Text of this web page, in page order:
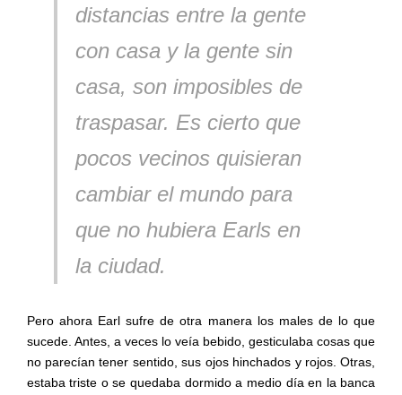
distancias entre la gente
con casa y la gente sin
casa, son imposibles de
traspasar. Es cierto que
pocos vecinos quisieran
cambiar el mundo para
que no hubiera Earls en
la ciudad.
Pero ahora Earl sufre de otra manera los males de lo que
sucede. Antes, a veces lo veía bebido, gesticulaba cosas que
no parecían tener sentido, sus ojos hinchados y rojos. Otras,
estaba triste o se quedaba dormido a medio día en la banca